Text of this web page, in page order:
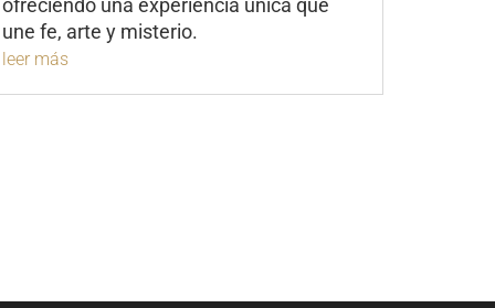
ofreciendo una experiencia única que
une fe, arte y misterio.
leer más